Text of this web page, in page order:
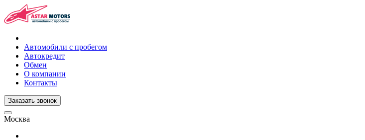
Автомобили с пробегом
Автокредит
Обмен
О компании
Контакты
Заказать звонок
Москва